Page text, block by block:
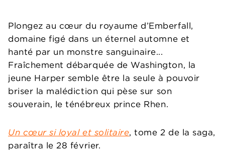
Plongez au cœur du royaume d’Emberfall,
domaine figé dans un éternel automne et
hanté par un monstre sanguinaire...
Fraîchement débarquée de Washington, la
jeune Harper semble être la seule à pouvoir
briser la malédiction qui pèse sur son
souverain, le ténébreux prince Rhen.
Un cœur si loyal et solitaire, tome 2 de la saga,
paraîtra le 28 février.